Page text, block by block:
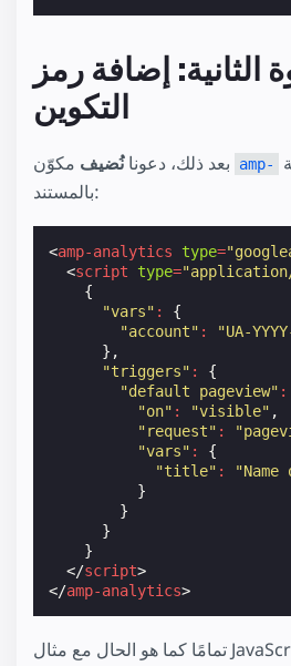
الثانية: إضافة رمز
التكوين
بعد ذلك، دعونانُضيف amp-
بالمستند:
<amp-analytics type=
<script type=
{
"vars" :
{
"account" :
"UA-
},
"triggers" :
{
"default pageview" :
"on" : "visible" ,
"request" :
"vars" :
{
"title" :
}
}
}
}
</script>
</amp-analytics>
تمامًا كما هو الحال مع مثال JavaScript في أعلى هذه